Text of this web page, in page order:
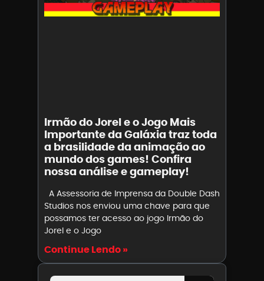
Irmão do Jorel e o Jogo Mais
Importante da Galáxia traz toda
a brasilidade da animação ao
mundo dos games! Confira
nossa análise e gameplay!
A Assessoria de Imprensa da Double Dash
Studios nos enviou uma chave para que
possamos ter acesso ao jogo Irmão do
Jorel e o Jogo
Continue Lendo »